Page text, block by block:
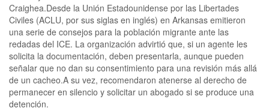
Craighea.Desde la Unión Estadounidense por las Libertades
Civiles (ACLU, por sus siglas en inglés) en Arkansas emitieron
una serie de consejos para la población migrante ante las
redadas del ICE. La organización advirtió que, si un agente les
solicita la documentación, deben presentarla, aunque pueden
señalar que no dan su consentimiento para una revisión más allá
de un cacheo.A su vez, recomendaron atenerse al derecho de
permanecer en silencio y solicitar un abogado si se produce una
detención.